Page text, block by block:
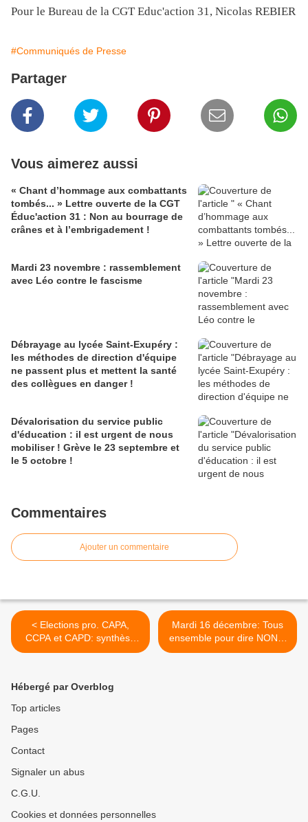
Pour le Bureau de la CGT Educ'action 31, Nicolas REBIER
#Communiqués de Presse
Partager
Vous aimerez aussi
« Chant d’hommage aux combattants
tombés... » Lettre ouverte de la CGT
Éduc'action 31 : Non au bourrage de
crânes et à l’embrigadement !
Mardi 23 novembre : rassemblement
avec Léo contre le fascisme
Débrayage au lycée Saint-Exupéry :
les méthodes de direction d'équipe
ne passent plus et mettent la santé
des collègues en danger !
Dévalorisation du service public
d'éducation : il est urgent de nous
mobiliser ! Grève le 23 septembre et
le 5 octobre !
Commentaires
Ajouter un commentaire
< Elections pro. CAPA,
CCPA et CAPD: synthèse
des résulats de la CGT
Mardi 16 décembre: Tous
ensemble pour dire NON à
une nouvelle baisse de
Hébergé par Overblog
Top articles
Pages
Contact
Signaler un abus
C.G.U.
Cookies et données personnelles